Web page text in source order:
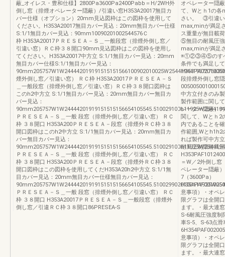
蔽_オイレス・豊和仕様】2800Pa3600Pa2400Pabb＝H/2WH外
倒し窓（排煙オペレーター隠蔽）/引違い窓H353A20017無目カ
バー仕様（オプション）20mm見込図枠はこの図枠を使用して
ください。H353A20017無目カバー見込：20mm無目カバー仕様
S:1/1無目カバー見込：90mm10090201002544576Ｃ
枠 H353A20017ＰＲＥＳＥＡ－Ｓ＿一般段窓（排煙外倒し窓／
引違い窓）ＲＣ枠３８開口90mm見込図枠はこの図枠を使用し
てください。H353A20017中方立 S:1/1無目カバー見込：20mm
無目カバー仕様S:1/1無目カバー見込：
煙外倒し窓／引違い窓） ＲＣ枠 H353A20017ＰＲＥＳＥＡ－Ｓ
＿一般段窓（排煙外倒し窓／引違い窓）ＲＣ枠３８開口図枠は
このh2中方立 S:1/1無目カバー見込：20mm無目カバー無目カ
バー見込：
ＰＲＥＳＥＡ－Ｓ＿一般 段窓（排煙外倒し窓／引違い窓） ＲＣ
枠 ３８開口 H353A200ＰＲＥＳＥＡ－段窓（排煙外ＲＣ枠３８
開口図枠はこのh2中方立 S:1/1無目カバー見込：20mm無目カ
バー無目カバー見込：
ＰＲＥＳＥＡ－Ｓ＿一般 段窓（排煙外倒し窓／引違い窓） ＲＣ
枠 ３８開口 H353A200ＰＲＥＳＥＡ－段窓（排煙外ＲＣ枠３８
開口図枠はこの図枠を使用してくだH353A20h2中方立 S:1/1無
目カバー見込：20mm無目カバー仕様無目カバー見込：
ＰＲＥＳＥＡ－Ｓ＿一般 段窓（排煙外倒し窓／引違い窓） ＲＣ
枠 ３８開口 H353A20017ＰＲＥＳＥＡ－Ｓ＿一般段窓（排煙外
倒し窓／引違ＲＣ枠３８開口86PRESEA-S
オペレーター隠
て、Wとｈ1の各
さい。 ③引違い
max,minが満足
ス重量が無目載
⑤無目の耐風圧
max,minが満足
※①②③④⑤のすべ
条件でも満足し
段排煙外倒し窓
中方立付きのみ
製作範囲に関し
レーター隠蔽）
関して、Wとｈ
内であることを
作範囲,Wと
れば製作可中方
耐風圧制限耐風
＝W／2外倒し窓
ペレーター隠蔽
7（3600Pa）
意事項）・オペ
限グラフは全開
ます。・最大連
S-6耐風圧強度制
車S-5、S-63点滑
意事項）・オペ
限グラフは全開
ます。・最大連